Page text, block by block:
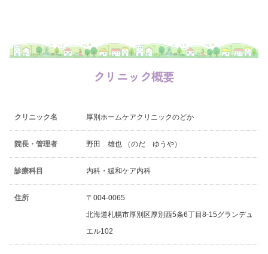
クリニック概要
クリニック名 厚別ホームケアクリニックのどか
院長・管理者 野田 雄也 （のだ ゆうや）
診療科目 内科・緩和ケア内科
住所
〒004-0065
北海道札幌市厚別区厚別西5条6丁目8-15グランデュ
エル102